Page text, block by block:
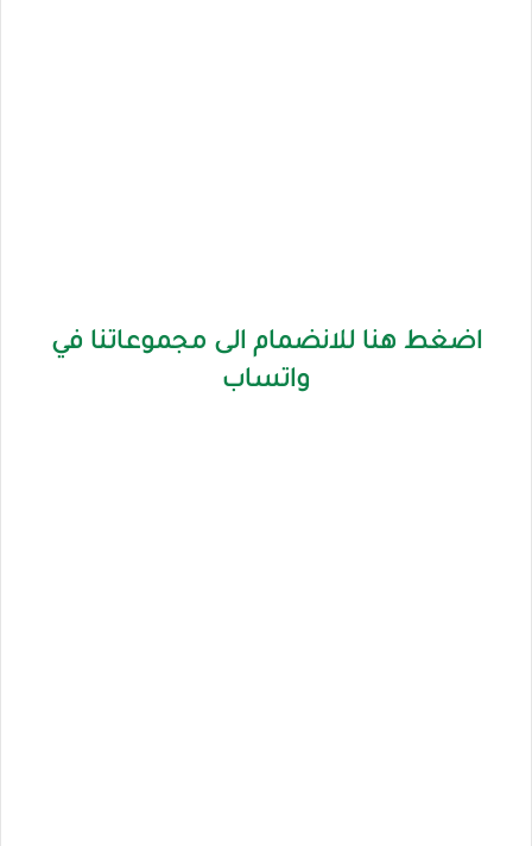
اضغط هنا للانضمام الى مجموعاتنا في
واتساب